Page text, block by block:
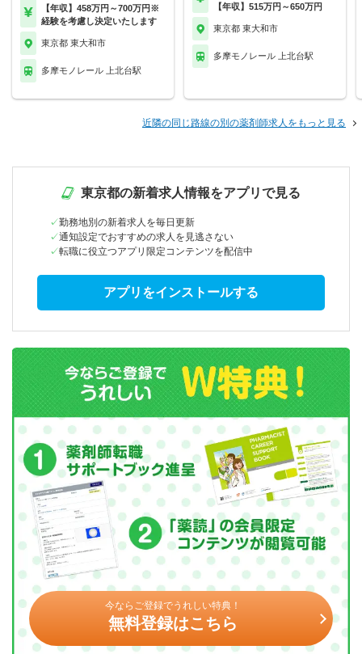
【年収】458万円～700万円※
経験を考慮し決定いたします
東京都 東大和市
多摩モノレール 上北台駅
【年収】515万円～650万円
東京都 東大和市
多摩モノレール 上北台駅
近隣の同じ路線の別の薬剤師求人をもっと見る
東京都の新着求人情報をアプリで見る
勤務地別の新着求人を毎日更新
通知設定でおすすめの求人を見逃さない
転職に役立つアプリ限定コンテンツを配信中
アプリをインストールする
今ならご登録でうれしい特典！
無料登録はこちら